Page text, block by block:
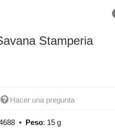
Stamperia
Hacer una pregunta
• Peso: 15 g